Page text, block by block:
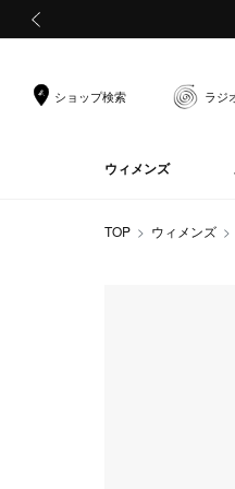
ショップ検索 ラジ
ウィメンズ
TOP ウィメンズ